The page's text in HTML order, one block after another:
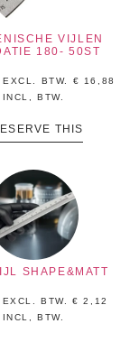
VIJLEN
180- 50ST
EXCL. BTW. € 16,88
INCL, BTW.
THIS
SHAPE&MATT
EXCL. BTW.€ 2,12
INCL, BTW.